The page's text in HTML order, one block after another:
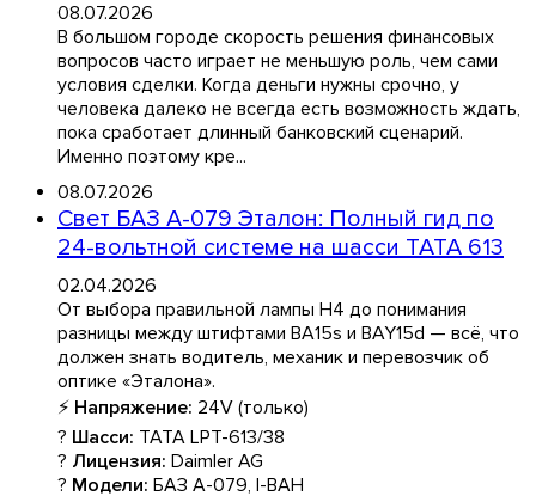
08.07.2026
В большом городе скорость решения финансовых
вопросов часто играет не меньшую роль, чем сами
условия сделки. Когда деньги нужны срочно, у
человека далеко не всегда есть возможность ждать,
пока сработает длинный банковский сценарий.
Именно поэтому кре...
08.07.2026
Свет БАЗ А-079 Эталон: Полный гид по
24-вольтной системе на шасси TATA 613
02.04.2026
От выбора правильной лампы H4 до понимания
разницы между штифтами BA15s и BAY15d — всё, что
должен знать водитель, механик и перевозчик об
оптике «Эталона».
⚡ Напряжение: 24V (только)
? Шасси: TATA LPT-613/38
? Лицензия: Daimler AG
? Модели: БАЗ А-079, І-ВАН